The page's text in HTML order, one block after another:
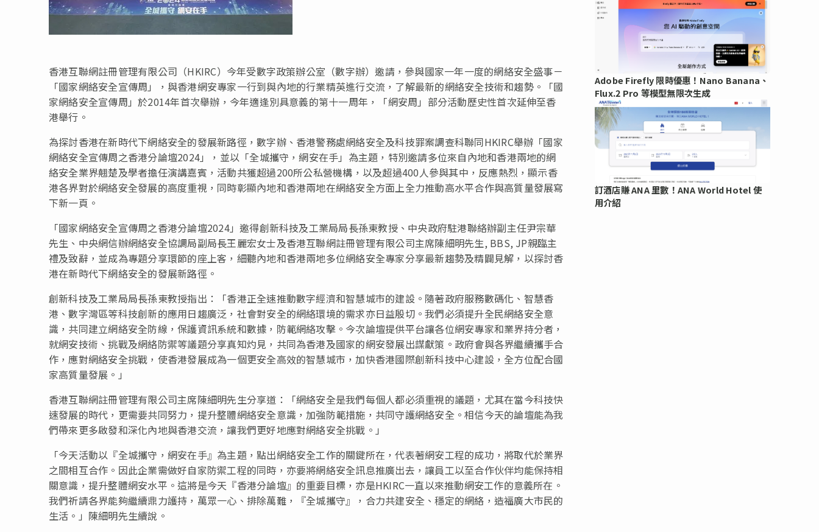
香港互聯網註冊管理有限公司（HKIRC）今年受數字政策辦公室（數字辦）邀請，參與國家一年一度的網絡安全盛事－
「國家網絡安全宣傳周」，與香港網安專家一行到與內地的行業精英進行交流，了解最新的網絡安全技術和趨勢。「國
家網絡安全宣傳周」於2014年首次舉辦，今年適逢別具意義的第十一周年，「網安周」部分活動歷史性首次延伸至香
港舉行。
為探討香港在新時代下網絡安全的發展新路徑，數字辦、香港警務處網絡安全及科技罪案調查科聯同HKIRC舉辦「國家
網絡安全宣傳周之香港分論壇2024」，並以「全城攜守，網安在手」為主題，特別邀請多位來自內地和香港兩地的網
絡安全業界翹楚及學者擔任演講嘉賓，活動共獲超過200所公私營機構，以及超過400人參與其中，反應熱烈，顯示香
港各界對於網絡安全發展的高度重視，同時彰顯內地和香港兩地在網絡安全方面上全力推動高水平合作與高質量發展寫
下新一頁。
「國家網絡安全宣傳周之香港分論壇2024」邀得創新科技及工業局局長孫東教授、中央政府駐港聯絡辦副主任尹宗華
先生、中央網信辦網絡安全協調局副局長王麗宏女士及香港互聯網註冊管理有限公司主席陳細明先生, BBS, JP親臨主
禮及致辭，並成為專題分享環節的座上客，細聽內地和香港兩地多位網絡安全專家分享最新趨勢及精闢見解，以探討香
港在新時代下網絡安全的發展新路徑。
創新科技及工業局局長孫東教授指出：「香港正全速推動數字經濟和智慧城市的建設。隨著政府服務數碼化、智慧香
港、數字灣區等科技創新的應用日趨廣泛，社會對安全的網絡環境的需求亦日益殷切。我們必須提升全民網絡安全意
識，共同建立網絡安全防線，保護資訊系統和數據，防範網絡攻擊。今次論壇提供平台讓各位網安專家和業界持分者，
就網安技術、挑戰及網絡防禦等議題分享真知灼見，共同為香港及國家的網安發展出謀獻策。政府會與各界繼續攜手合
作，應對網絡安全挑戰，使香港發展成為一個更安全高效的智慧城市，加快香港國際創新科技中心建設，全方位配合國
家高質量發展。」
香港互聯網註冊管理有限公司主席陳細明先生分享道：「網絡安全是我們每個人都必須重視的議題，尤其在當今科技快
速發展的時代，更需要共同努力，提升整體網絡安全意識，加強防範措施，共同守護網絡安全。相信今天的論壇能為我
們帶來更多啟發和深化內地與香港交流，讓我們更好地應對網絡安全挑戰。」
「今天活動以『全城攜守，網安在手』為主題，點出網絡安全工作的關鍵所在，代表著網安工程的成功，將取代於業界
之間相互合作。因此企業需做好自家防禦工程的同時，亦要將網絡安全訊息推廣出去，讓員工以至合作伙伴均能保持相
關意識，提升整體網安水平。這將是今天『香港分論壇』的重要目標，亦是HKIRC一直以來推動網安工作的意義所在。
我們祈請各界能夠繼續鼎力護持，萬眾一心、排除萬難，『全城攜守』，合力共建安全、穩定的網絡，造福廣大市民的
生活。」陳細明先生續說。
Adobe Firefly 限時優惠！Nano Banana、
Flux.2 Pro 等模型無限次生成
訂酒店賺 ANA 里數！ANA World Hotel 使
用介紹